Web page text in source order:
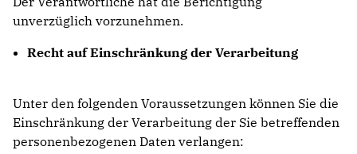
unverzüglich vorzunehmen.
Recht auf Einschränkung der Verarbeitung
Unter den folgenden Voraussetzungen können Sie die
Einschränkung der Verarbeitung der Sie betreffenden
personenbezogenen Daten verlangen: